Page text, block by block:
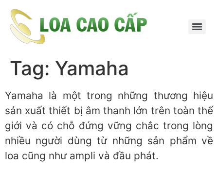
Tag: Yamaha
Yamaha là một trong những thương hiệu
sản xuất thiết bị âm thanh lớn trên toàn thế
giới và có chỗ đứng vững chắc trong lòng
nhiều người dùng từ những sản phẩm về
loa cũng như ampli và đầu phát.